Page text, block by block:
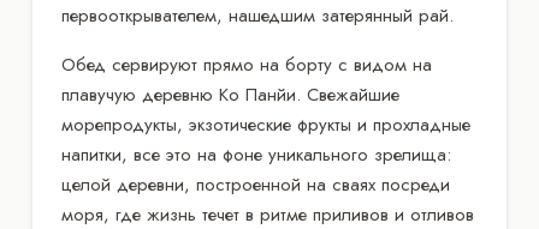
первооткрывателем, нашедшим затерянный рай.
Обед сервируют прямо на борту с видом на
плавучую деревню Ко Панйи. Свежайшие
морепродукты, экзотические фрукты и прохладные
напитки, все это на фоне уникального зрелища:
целой деревни, построенной на сваях посреди
моря, где жизнь течет в ритме приливов и отливов